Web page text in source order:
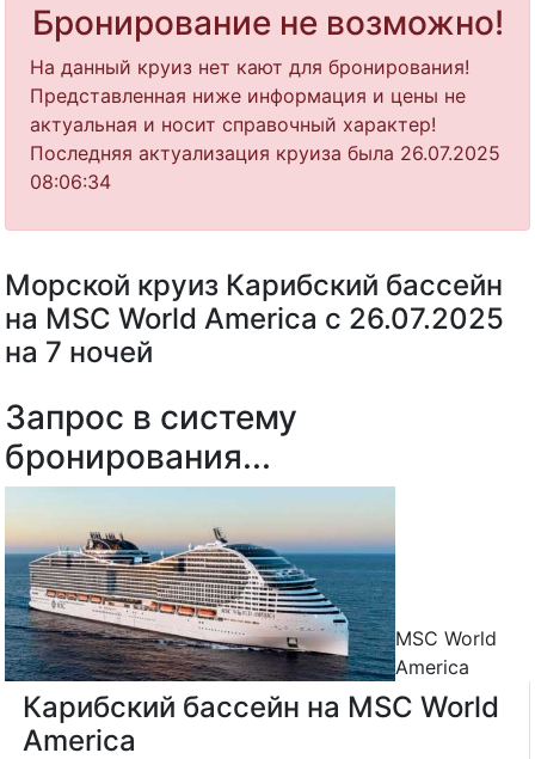
Бронирование не возможно!
На данный круиз нет кают для бронирования!
Представленная ниже информация и цены не
актуальная и носит справочный характер!
Последняя актуализация круиза была 26.07.2025
08:06:34
Морской круиз Карибский бассейн
на MSC World America с 26.07.2025
на 7 ночей
MSC World
America
Карибский бассейн на MSC World
America
Запрос в систему
бронирования...